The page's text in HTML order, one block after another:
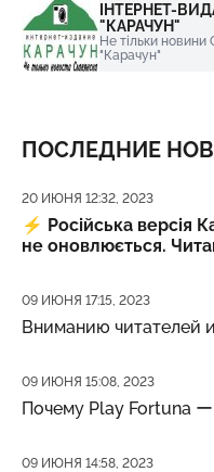
ІНТЕРНЕТ-
"КАРАЧУН"
Не тільки новини
"Карачун"
ПОСЛЕДНИЕ
Дата публикации
20 ИЮНЯ 12:32, 2023
⚡️ Російська версія
не оновлюється.
Дата публикации
09 ИЮНЯ 17:15, 2023
Вниманию читателей
Дата публикации
09 ИЮНЯ 15:08, 2023
Почему Play Fortuna
Дата публикации
09 ИЮНЯ 14:58, 2023